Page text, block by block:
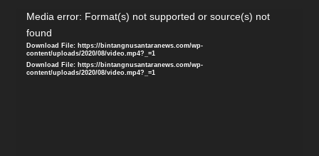
Video
Player
Media error: Format(s) not supported or source(s) not
found
Download File: https://bintangnusantaranews.com/wp-
content/uploads/2020/08/video.mp4?_=1
Download File: https://bintangnusantaranews.com/wp-
content/uploads/2020/08/video.mp4?_=1